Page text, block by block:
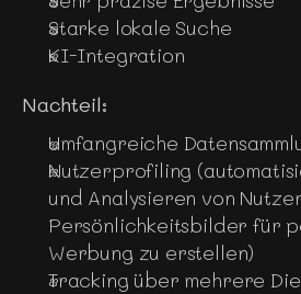
Starke lokale Suche
KI-Integration
Nachteil:
Umfangreiche
Nutzerprofiling
und Analysieren von
Persönlichkeitsbilder für
Werbung zu erstellen)
Tracking über mehrere